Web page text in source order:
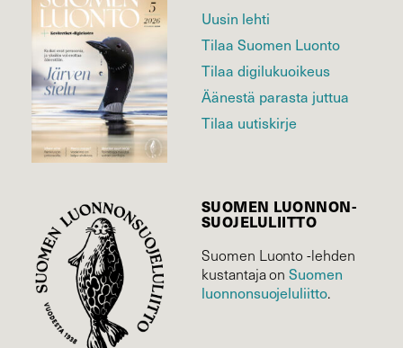
Uusin lehti
Tilaa Suomen Luonto
Tilaa digilukuoikeus
Äänestä parasta juttua
Tilaa uutiskirje
SUOMEN LUONNON­
SUOJELU­LIITTO
Suomen Luonto -lehden
kustantaja onSuomen
luonnonsuojelu­liitto.